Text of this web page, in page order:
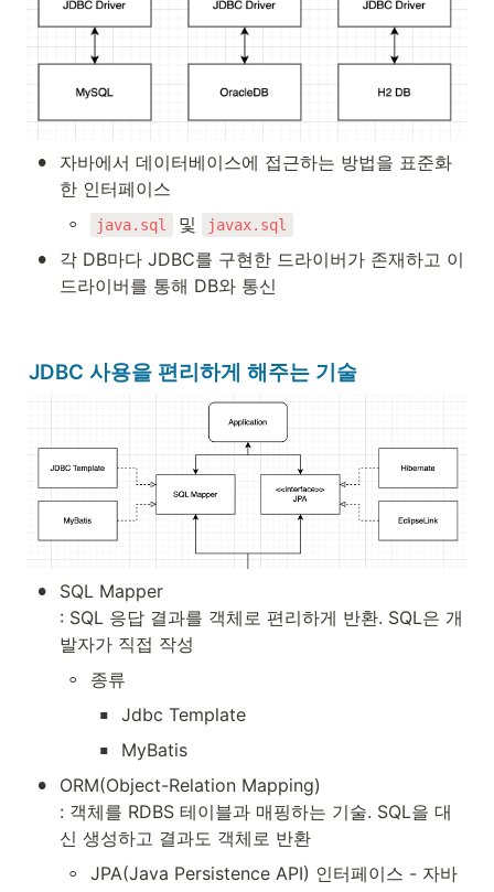
•
자바에서 데이터베이스에 접근하는 방법을 표준화
한 인터페이스
◦ java.sql 및 javax.sql
•
각 DB마다 JDBC를 구현한 드라이버가 존재하고 이
드라이버를 통해 DB와 통신
JDBC 사용을 편리하게 해주는 기술
•
SQL Mapper
: SQL 응답 결과를 객체로 편리하게 반환. SQL은 개
발자가 직접 작성
◦ 종류
▪ Jdbc Template
▪ MyBatis
•
ORM(Object-Relation Mapping)
: 객체를 RDBS 테이블과 매핑하는 기술. SQL을 대
신 생성하고 결과도 객체로 반환
◦
JPA(Java Persistence API) 인터페이스 - 자바